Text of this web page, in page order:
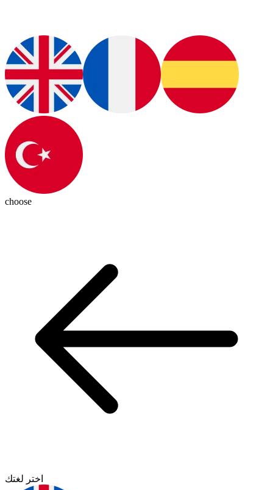
choose
اختر لغتك